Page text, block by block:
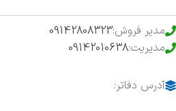
مدیر فروش:09142808323
مدیریت:09142010638
آدرس دفاتر: